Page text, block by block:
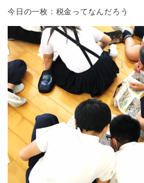
今日の一枚：税金ってなんだろう